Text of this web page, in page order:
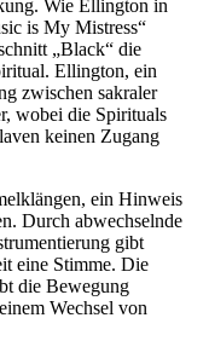
Wie Ellington in
is My Mistress“
„Black“ die
Ellington, ein
zwischen sakraler
wobei die Spirituals
keinen Zugang
ein Hinweis
Durch abwechselnde
gibt
eine Stimme. Die
die Bewegung
Wechsel von